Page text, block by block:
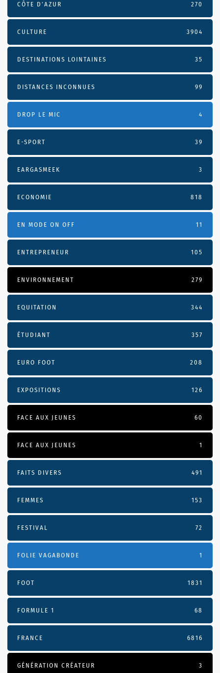
CÔTE D’AZUR 270
CULTURE 3904
DESTINATIONS LOINTAINES 35
DISTANCES INCONNUES 99
DROP LE MIC 4
E-SPORT 39
EARGASMEEK 3
ECONOMIE 818
EN MODE ON OFF 11
ENTREPRENEUR 105
ENVIRONNEMENT 279
EQUITATION 344
ÉTUDIANT 357
EURO FOOT 208
EXPOSITIONS 126
FACE AUX JEUNES 60
FACE AUX JEUNES 1
FAITS DIVERS 491
FEMMES 153
FESTIVAL 72
FOLIE VAGABONDE 1
FOOT 1831
FORMULE 1 68
FRANCE 6816
GÉNÉRATION CRÉATEUR 3